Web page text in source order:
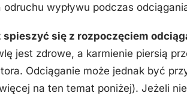
odruchu wypływu podczas
spieszyć się z rozpoczęciem
jest zdrowe, a karmienie piersią
Odciąganie może jednak być
na ten temat poniżej). Jeżeli